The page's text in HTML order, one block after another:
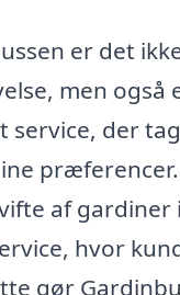
er det
men også
service, der
af gardiner
hvor
gør